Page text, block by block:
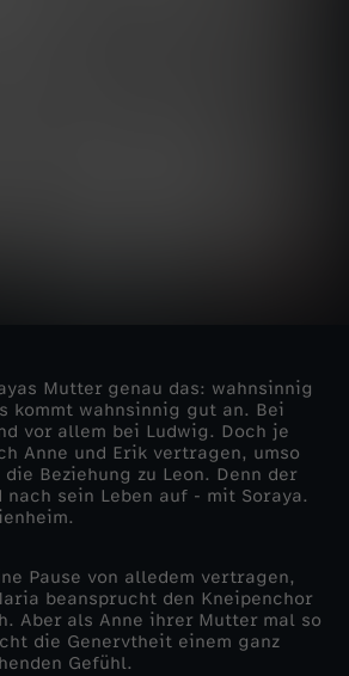
Mutter genau das: wahnsinnig
kommt wahnsinnig gut an. Bei
vor allem bei Ludwig. Doch je
Anne und Erik vertragen, umso
Beziehung zu Leon. Denn der
sein Leben auf - mit Soraya.
Pause von alledem vertragen,
beansprucht den Kneipenchor
Aber als Anne ihrer Mutter mal so
die Genervtheit einem ganz
Gefühl.